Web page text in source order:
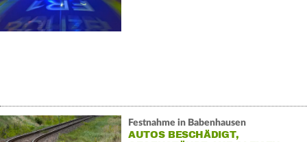
Festnahme in Babenhausen
AUTOS BESCHÄDIGT,